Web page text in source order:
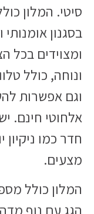
בסגנון
ומצוידים בכל
ונוחה, כולל
וגם אפשרות
אלחוטי חינם.
חדר כמו
מצעים.
המלון כולל
הגג עם נוף